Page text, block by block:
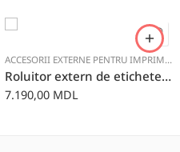
ACCESORII EXTERNE PENTRU IMPRIMANTE
Roluitor extern de etichete GoDEX T10
7.190,00 MDL